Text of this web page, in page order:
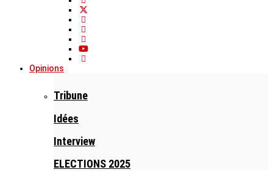
Opinions
Tribune
Idées
Interview
ELECTIONS 2025